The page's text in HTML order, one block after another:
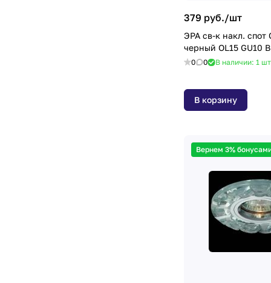
379 руб./шт
ЭРА св-к накл. спот
черный OL15 GU10
0 0 В наличии: 1 шт
В корзину
Вернем 3%